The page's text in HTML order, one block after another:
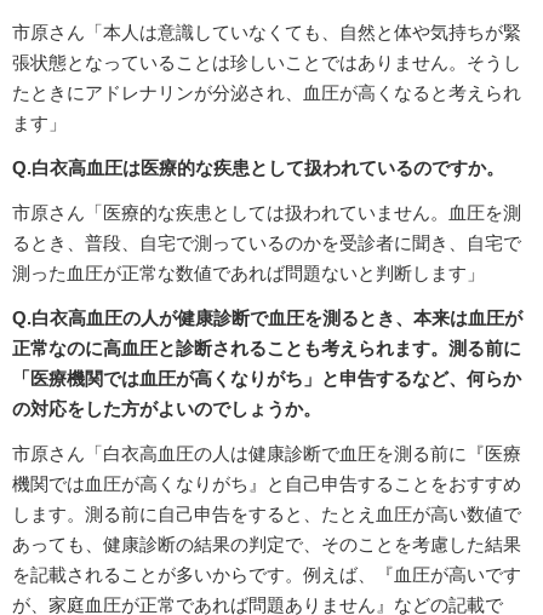
市原さん「本人は意識していなくても、自然と体や気持ちが緊
張状態となっていることは珍しいことではありません。そうし
たときにアドレナリンが分泌され、血圧が高くなると考えられ
ます」
Q.白衣高血圧は医療的な疾患として扱われているのですか。
市原さん「医療的な疾患としては扱われていません。血圧を測
るとき、普段、自宅で測っているのかを受診者に聞き、自宅で
測った血圧が正常な数値であれば問題ないと判断します」
Q.白衣高血圧の人が健康診断で血圧を測るとき、本来は血圧が
正常なのに高血圧と診断されることも考えられます。測る前に
「医療機関では血圧が高くなりがち」と申告するなど、何らか
の対応をした方がよいのでしょうか。
市原さん「白衣高血圧の人は健康診断で血圧を測る前に『医療
機関では血圧が高くなりがち』と自己申告することをおすすめ
します。測る前に自己申告をすると、たとえ血圧が高い数値で
あっても、健康診断の結果の判定で、そのことを考慮した結果
を記載されることが多いからです。例えば、『血圧が高いです
が、家庭血圧が正常であれば問題ありません』などの記載で